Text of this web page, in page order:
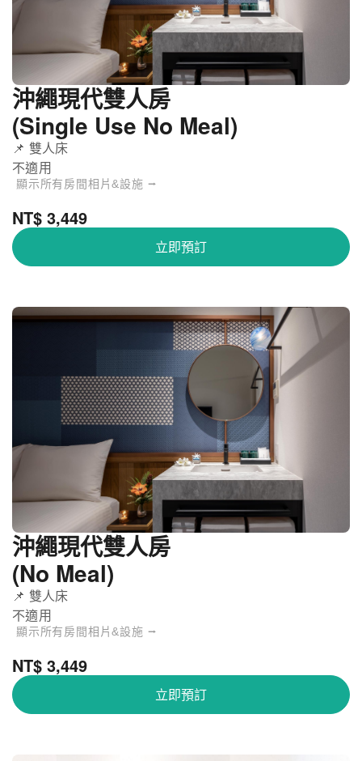
沖繩現代雙人房
(Single Use No Meal)
📌 雙人床
不適用
顯示所有房間相片&設施 ⭢
NT$ 3,449
立即預訂
沖繩現代雙人房
(No Meal)
📌 雙人床
不適用
顯示所有房間相片&設施 ⭢
NT$ 3,449
立即預訂
那霸艾斯汀納特飯店 - 標準雙人房(單人入住)